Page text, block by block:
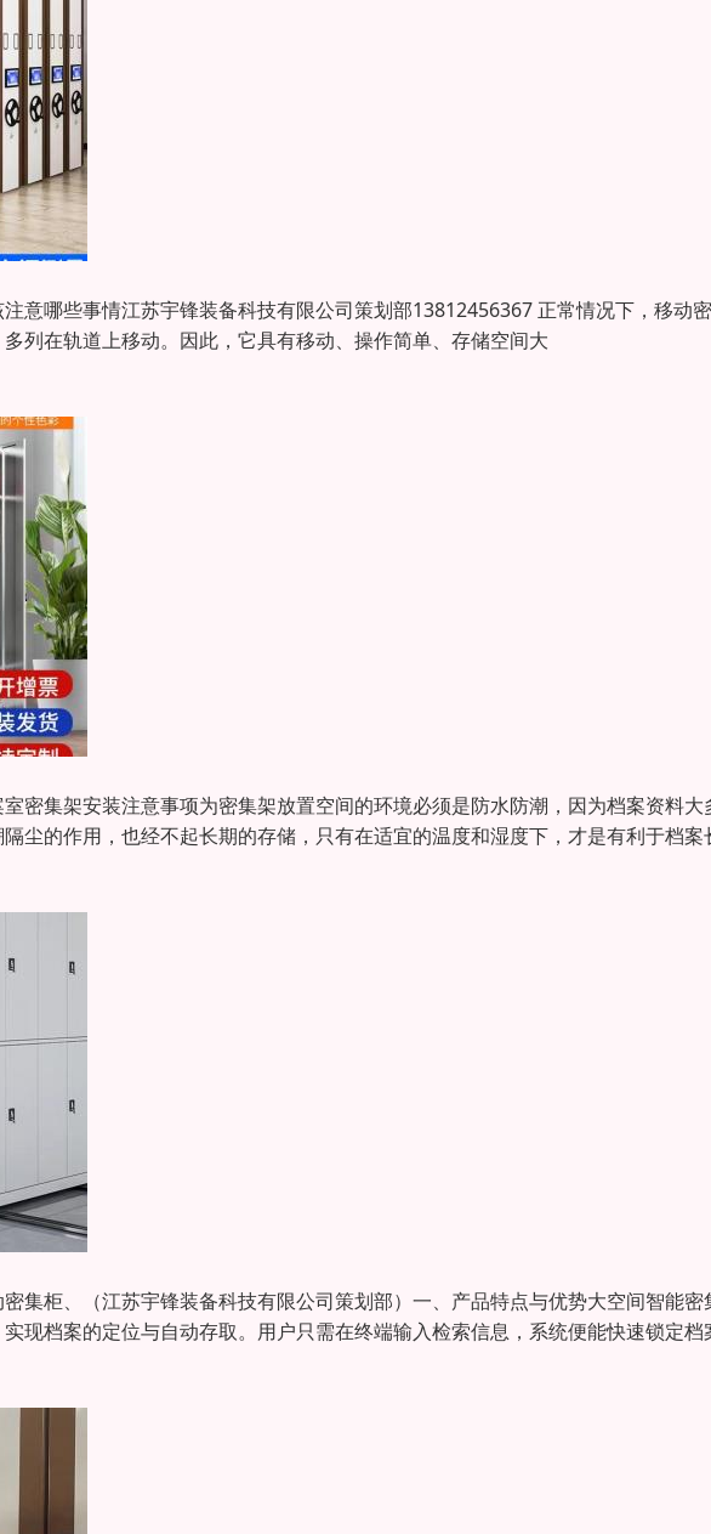
意哪些事情江苏宇锋装备科技有限公司策划部13812456367 正常情况下，移动
列在轨道上移动。因此，它具有移动、操作简单、存储空间大
密集架安装注意事项为密集架放置空间的环境必须是防水防潮，因为档案资料大
尘的作用，也经不起长期的存储，只有在适宜的温度和湿度下，才是有利于档案
集柜、（江苏宇锋装备科技有限公司策划部）一、产品特点与优势大空间智能密
现档案的定位与自动存取。用户只需在终端输入检索信息，系统便能快速锁定档